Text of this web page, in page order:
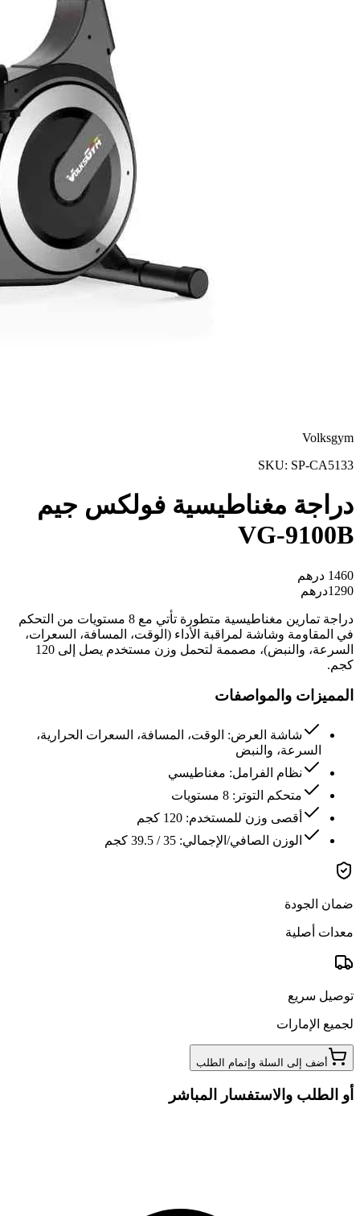
Volksgym
SKU: SP-CA5133
دراجة مغناطيسية فولكس جيم
VG-9100B
1460 درهم
1290درهم
دراجة تمارين مغناطيسية متطورة تأتي مع 8 مستويات من التحكم
في المقاومة وشاشة لمراقبة الأداء (الوقت، المسافة، السعرات،
السرعة، والنبض)، مصممة لتحمل وزن مستخدم يصل إلى 120
كجم.
المميزات والمواصفات
شاشة العرض: الوقت، المسافة، السعرات الحرارية،
السرعة، والنبض
نظام الفرامل: مغناطيسي
متحكم التوتر: 8 مستويات
أقصى وزن للمستخدم: 120 كجم
الوزن الصافي/الإجمالي: 35 / 39.5 كجم
ضمان الجودة
معدات أصلية
توصيل سريع
لجميع الإمارات
أضف إلى السلة وإتمام الطلب
أو الطلب والاستفسار المباشر